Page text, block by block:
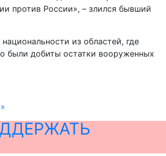
против России», – злился бывший
из областей, где
были добиты остатки вооруженных